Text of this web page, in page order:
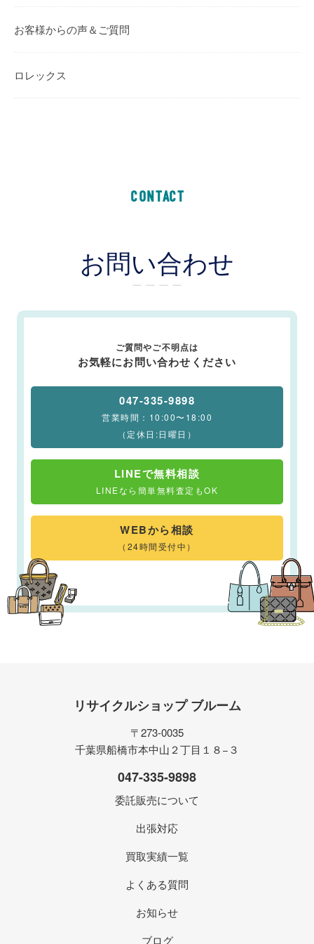
お客様からの声＆ご質問
ロレックス
CONTACT
お問い合わせ
ー ー ー ー
ご質問やご不明点は
お気軽にお問い合わせください
047-335-9898
営業時間：10:00〜18:00
（定休日:日曜日）
LINEで無料相談
LINEなら簡単無料査定もOK
WEBから相談
（24時間受付中）
リサイクルショップ ブルーム
〒273-0035
千葉県船橋市本中山２丁目１８−３
047-335-9898
委託販売について
出張対応
買取実績一覧
よくある質問
お知らせ
ブログ